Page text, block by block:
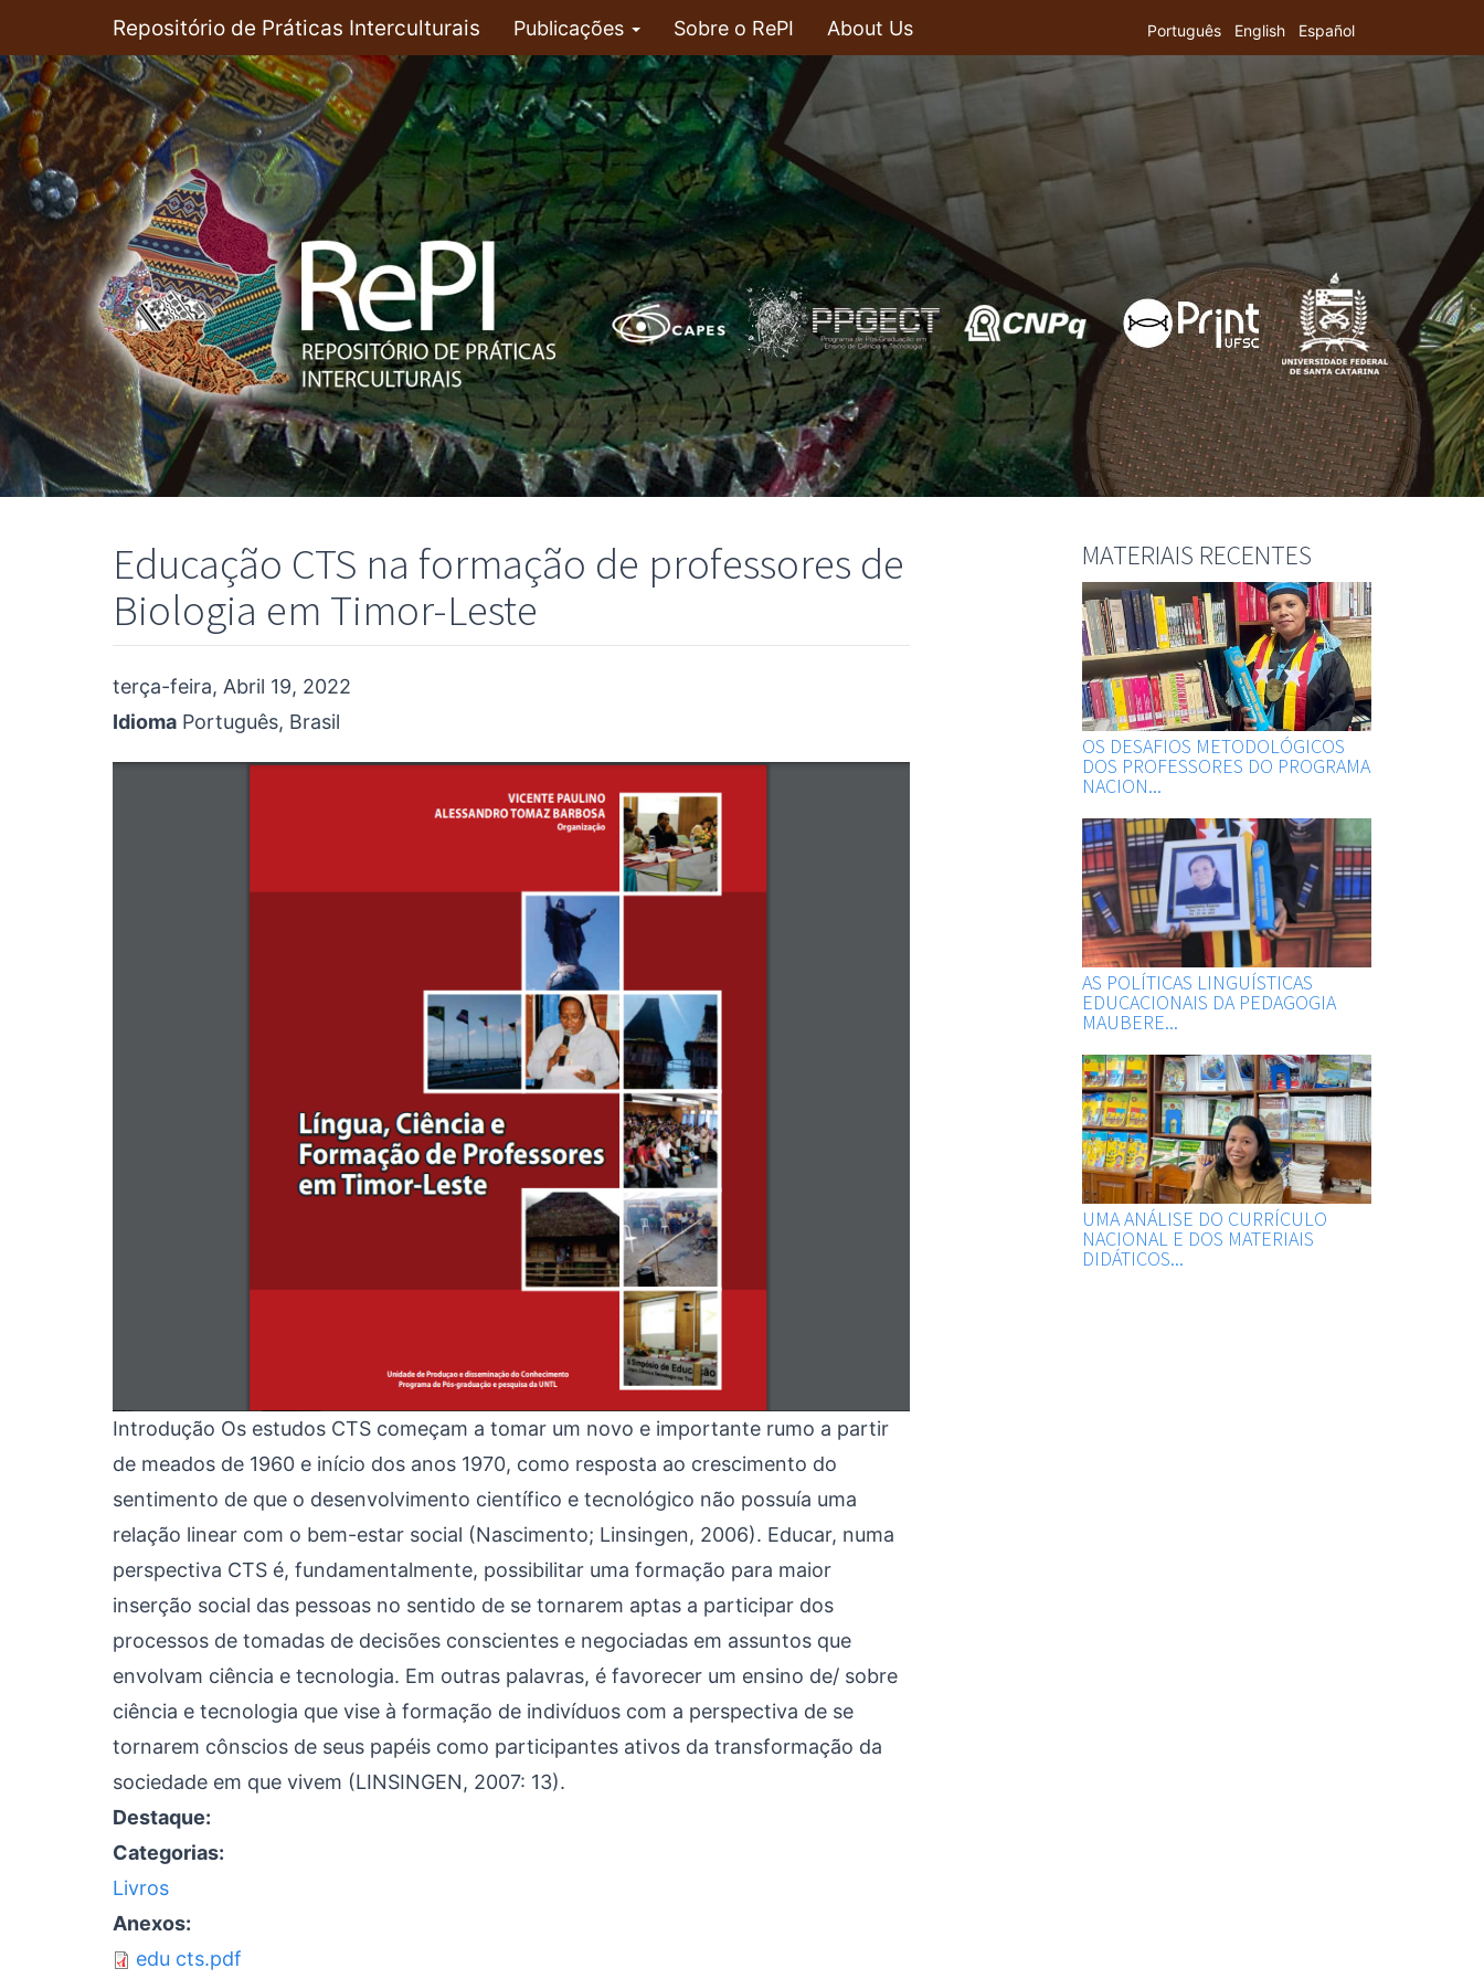
para
o
conteúdo
principal
Repositório de Práticas Interculturais Publicações Sobre o RePI About Us Português English Español
Educação CTS na formação de professores de
Biologia em Timor-Leste
terça-feira, Abril 19, 2022
Idioma Português, Brasil
Introdução Os estudos CTS começam a tomar um novo e importante rumo a partir
de meados de 1960 e início dos anos 1970, como resposta ao crescimento do
sentimento de que o desenvolvimento científico e tecnológico não possuía uma
relação linear com o bem-estar social (Nascimento; Linsingen, 2006). Educar, numa
perspectiva CTS é, fundamentalmente, possibilitar uma formação para maior
inserção social das pessoas no sentido de se tornarem aptas a participar dos
processos de tomadas de decisões conscientes e negociadas em assuntos que
envolvam ciência e tecnologia. Em outras palavras, é favorecer um ensino de/ sobre
ciência e tecnologia que vise à formação de indivíduos com a perspectiva de se
tornarem cônscios de seus papéis como participantes ativos da transformação da
sociedade em que vivem (LINSINGEN, 2007: 13).
Destaque:
Categorias:
Livros
Anexos:
edu cts.pdf
MATERIAIS RECENTES
OS DESAFIOS METODOLÓGICOS
DOS PROFESSORES DO PROGRAMA
NACION...
AS POLÍTICAS LINGUÍSTICAS
EDUCACIONAIS DA PEDAGOGIA
MAUBERE...
UMA ANÁLISE DO CURRÍCULO
NACIONAL E DOS MATERIAIS
DIDÁTICOS...